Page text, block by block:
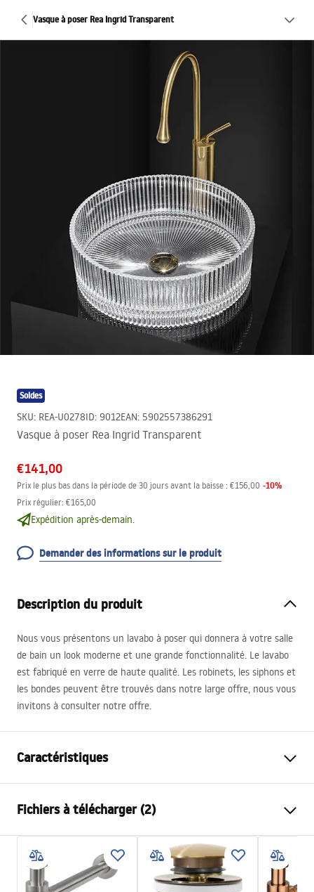
Vasque à poser Rea Ingrid Transparent
Soldes
SKU: REA-U0278ID: 9012EAN: 5902557386291
Vasque à poser Rea Ingrid Transparent
€141,00
Prix le plus bas dans la période de 30 jours avant la baisse : €156,00 -10%
Prix régulier: €165,00
Expédition après-demain.
Demander des informations sur le produit
Description du produit
Nous vous présentons un lavabo à poser qui donnera à votre salle
de bain un look moderne et une grande fonctionnalité. Le lavabo
est fabriqué en verre de haute qualité. Les robinets, les siphons et
les bondes peuvent être trouvés dans notre large offre, nous vous
invitons à consulter notre offre.
Caractéristiques
Matériel
Couleur
Transparent
Finition
Brillant
Longueur
395mm
Fichiers à télécharger (2)
Instructions de montage
Basin.pdf